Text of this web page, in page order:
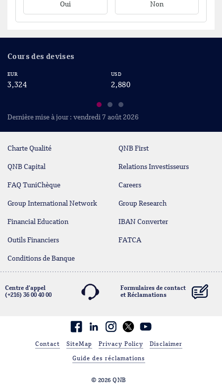
Oui Non
Cours des devises
EUR
3,324
USD
2,880
Dernière mise à jour : vendredi 7 août 2026
Charte Qualité QNB First
QNB Capital Relations Investisseurs
FAQ TuniChèque Careers
Group International Network Group Research
Financial Education IBAN Converter
Outils Financiers FATCA
Conditions de Banque
Centre d'appel
(+216) 36 00 40 00
Formulaires de contact
et Réclamations
contact@qnb.com.tnFacebook
linkedin
Contact SiteMap Privacy Policy Disclaimer
Guide des réclamations
© 2026 QNB